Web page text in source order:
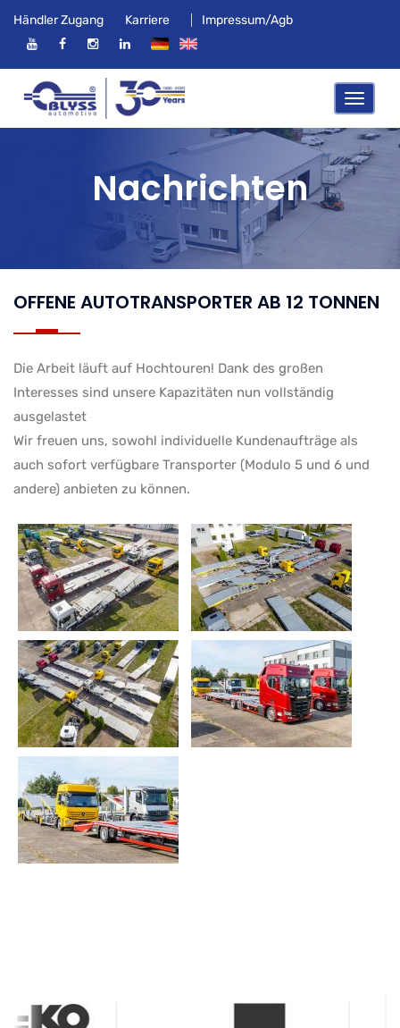
Händler Zugang Karriere Impressum/Agb
Nachrichten
OFFENE AUTOTRANSPORTER AB 12 TONNEN
Die Arbeit läuft auf Hochtouren! Dank des großen
Interesses sind unsere Kapazitäten nun vollständig
ausgelastet
Wir freuen uns, sowohl individuelle Kundenaufträge als
auch sofort verfügbare Transporter (Modulo 5 und 6 und
andere) anbieten zu können.